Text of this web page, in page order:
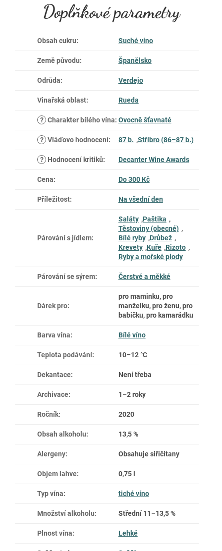
Doplňkové parametry
Obsah cukru: Suché víno
Země původu: Španělsko
Odrůda: Verdejo
Vinařská oblast: Rueda
? Charakter bílého vína: Ovocně šťavnaté
? Vláďovo hodnocení: 87 b. ,Stříbro (86–87 b.)
? Hodnocení kritiků: Decanter Wine Awards
Cena: Do 300 Kč
Příležitost: Na všední den
Párování s jídlem:
Saláty ,Paštika ,
Těstoviny (obecné) ,
Bílé ryby ,Drůbež ,
Krevety ,Kuře ,Rizoto ,
Ryby a mořské plody
Párování se sýrem: Čerstvé a měkké
Dárek pro:
pro maminku, pro
manželku, pro ženu, pro
babičku, pro kamarádku
Barva vína: Bílé víno
Teplota podávání: 10–12 °C
Dekantace: Není třeba
Archivace: 1–2 roky
Ročník: 2020
Obsah alkoholu: 13,5 %
Alergeny: Obsahuje siřičitany
Objem lahve: 0,75 l
Typ vína: tiché víno
Množství alkoholu: Střední 11–13,5 %
Plnost vína: Lehké